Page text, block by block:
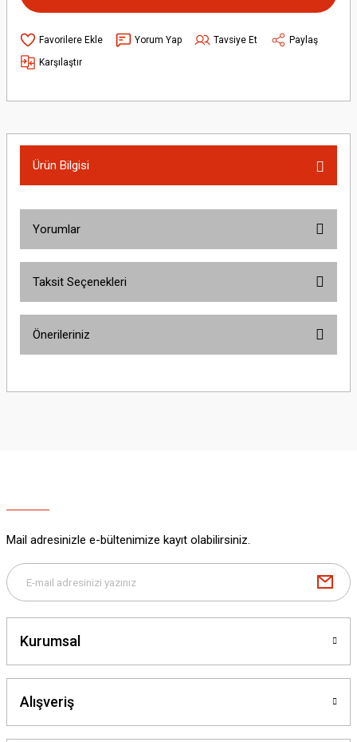
Yorum Yap Tavsiye Et
Paylaş
Karşılaştır
Ürün Bilgisi
Yorumlar
Taksit Seçenekleri
Önerileriniz
yetersiz gördüğünüz noktaları öneri formunu kullanarak tarafımıza
Bu ürüne benzer farklı alternatifler olmalı.
Mail adresinizle e-bültenimize kayıt olabilirsiniz.
Kurumsal
Alışveriş